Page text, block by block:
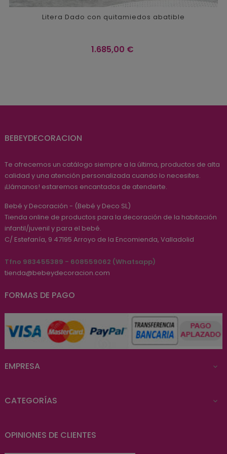
Litera Dado con quitamiedos abatible
Precio
1.685,00 €
BEBEYDECORACION
Te ofrecemos un catálogo siempre a la última, productos de alta
calidad y una atención personalizada cuando lo necesites.
¡Llámanos! estaremos encantados de atenderte.
Bebé y Decoración - (Bebé y Deco SL)
Tienda online de productos para la decoración de la habitación
infantil/juvenil y para el bebé.
C/ Estefanía, 9 47195 Arroyo de la Encomienda, Valladolid
Tfno 983455389 - 608559062 (Whatsapp)
tienda@bebeydecoracion.com
FORMAS DE PAGO
EMPRESA 
CATEGORÍAS 
OPINIONES DE CLIENTES